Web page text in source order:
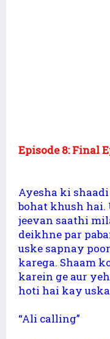
Episode 8: Final
Ayesha ki
bohat khush hai.
jeevan saathi
deikhne par
uske sapnay
karega. Shaam
karein ge aur
hoti hai kay
“Ali calling”